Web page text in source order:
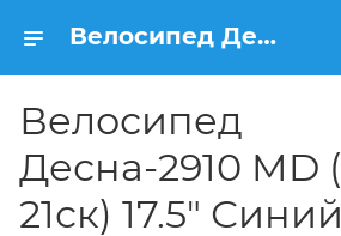
Велосипед Десна-2910 MD (29" 21ск) 17.5" Синий/зелёный-неон, V010 купить: цена 15 400 рублей в Балашихе | Интернет магазин Вело150
Велосипед
Десна-2910 MD
21ск) 17.5"